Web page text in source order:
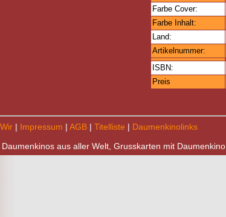
Farbe Cover:
Farbe Inhalt:
Land:
Artikelnummer:
ISBN:
Preis
Wir| Impressum | AGB| Titelliste | Daumenkinolinks
aus aller Welt, Grusskarten mit Daumenkino